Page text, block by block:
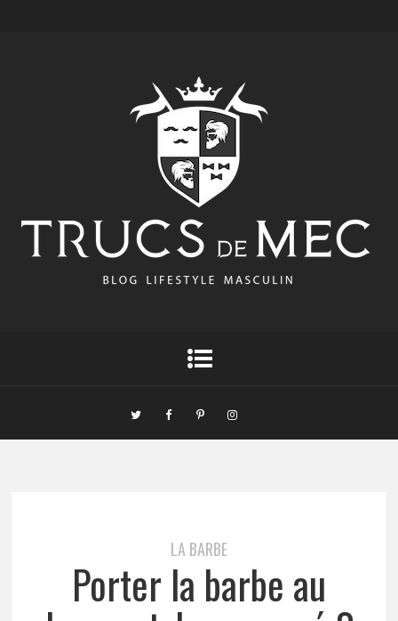
LA BARBE
Porter la barbe au